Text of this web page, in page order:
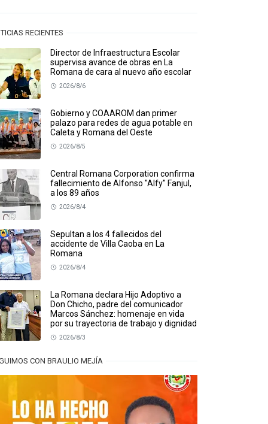
RECIENTES
Director de Infraestructura Escolar
supervisa avance de obras en La
Romana de cara al nuevo año escolar
2026/8/6
Gobierno y COAAROM dan primer
palazo para redes de agua potable en
Caleta y Romana del Oeste
2026/8/5
Central Romana Corporation confirma
fallecimiento de Alfonso "Alfy" Fanjul,
a los 89 años
2026/8/4
Sepultan a los 4 fallecidos del
accidente de Villa Caoba en La
Romana
2026/8/4
La Romana declara Hijo Adoptivo a
Don Chicho, padre del comunicador
Marcos Sánchez: homenaje en vida
por su trayectoria de trabajo y dignidad
2026/8/3
CON BRAULIO MEJÍA